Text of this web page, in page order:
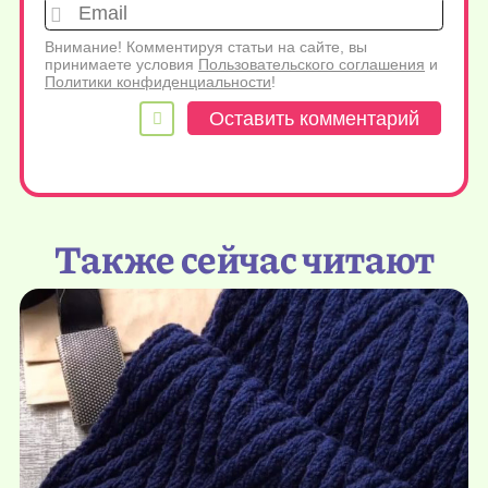
Внимание! Комментируя статьи на сайте, вы
принимаете условия Пользовательского соглашения и
Политики конфиденциальности!
Также сейчас читают